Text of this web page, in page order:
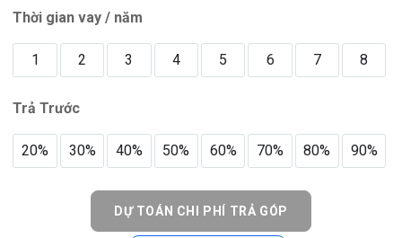
Thời gian vay / năm
1 2 3 4 5 6 7 8
Trả Trước
20% 30% 40% 50% 60% 70% 80% 90%
DỰ TOÁN CHI PHÍ TRẢ GÓP